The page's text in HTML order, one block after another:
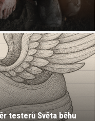
testerů Světa běhu